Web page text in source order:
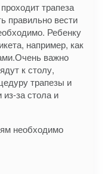
трапеза
правильно вести
Ребенку
например, как
важно
к столу,
трапезы и
из-за стола и
необходимо